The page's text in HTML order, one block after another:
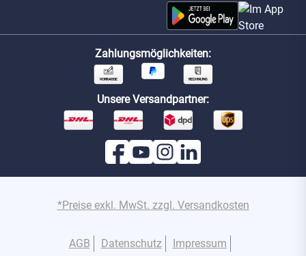
Zahlungsmöglichkeiten:
Unsere Versandpartner:
*Preise exkl. MwSt. zzgl. Versandkosten
AGB Datenschutz Impressum